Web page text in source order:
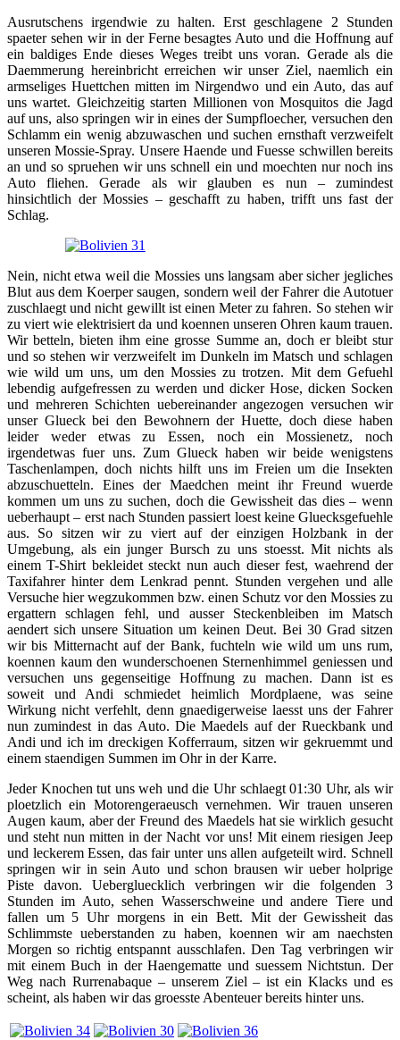
Ausrutschens irgendwie zu halten. Erst geschlagene 2 Stunden
spaeter sehen wir in der Ferne besagtes Auto und die Hoffnung auf
ein baldiges Ende dieses Weges treibt uns voran. Gerade als die
Daemmerung hereinbricht erreichen wir unser Ziel, naemlich ein
armseliges Huettchen mitten im Nirgendwo und ein Auto, das auf
uns wartet. Gleichzeitig starten Millionen von Mosquitos die Jagd
auf uns, also springen wir in eines der Sumpfloecher, versuchen den
Schlamm ein wenig abzuwaschen und suchen ernsthaft verzweifelt
unseren Mossie-Spray. Unsere Haende und Fuesse schwillen bereits
an und so spruehen wir uns schnell ein und moechten nur noch ins
Auto fliehen. Gerade als wir glauben es nun – zumindest
hinsichtlich der Mossies – geschafft zu haben, trifft uns fast der
Schlag.
Nein, nicht etwa weil die Mossies uns langsam aber sicher jegliches
Blut aus dem Koerper saugen, sondern weil der Fahrer die Autotuer
zuschlaegt und nicht gewillt ist einen Meter zu fahren. So stehen wir
zu viert wie elektrisiert da und koennen unseren Ohren kaum trauen.
Wir betteln, bieten ihm eine grosse Summe an, doch er bleibt stur
und so stehen wir verzweifelt im Dunkeln im Matsch und schlagen
wie wild um uns, um den Mossies zu trotzen. Mit dem Gefuehl
lebendig aufgefressen zu werden und dicker Hose, dicken Socken
und mehreren Schichten uebereinander angezogen versuchen wir
unser Glueck bei den Bewohnern der Huette, doch diese haben
leider weder etwas zu Essen, noch ein Mossienetz, noch
irgendetwas fuer uns. Zum Glueck haben wir beide wenigstens
Taschenlampen, doch nichts hilft uns im Freien um die Insekten
abzuschuetteln. Eines der Maedchen meint ihr Freund wuerde
kommen um uns zu suchen, doch die Gewissheit das dies – wenn
ueberhaupt – erst nach Stunden passiert loest keine Gluecksgefuehle
aus. So sitzen wir zu viert auf der einzigen Holzbank in der
Umgebung, als ein junger Bursch zu uns stoesst. Mit nichts als
einem T-Shirt bekleidet steckt nun auch dieser fest, waehrend der
Taxifahrer hinter dem Lenkrad pennt. Stunden vergehen und alle
Versuche hier wegzukommen bzw. einen Schutz vor den Mossies zu
ergattern schlagen fehl, und ausser Steckenbleiben im Matsch
aendert sich unsere Situation um keinen Deut. Bei 30 Grad sitzen
wir bis Mitternacht auf der Bank, fuchteln wie wild um uns rum,
koennen kaum den wunderschoenen Sternenhimmel geniessen und
versuchen uns gegenseitige Hoffnung zu machen. Dann ist es
soweit und Andi schmiedet heimlich Mordplaene, was seine
Wirkung nicht verfehlt, denn gnaedigerweise laesst uns der Fahrer
nun zumindest in das Auto. Die Maedels auf der Rueckbank und
Andi und ich im dreckigen Kofferraum, sitzen wir gekruemmt und
einem staendigen Summen im Ohr in der Karre.
Jeder Knochen tut uns weh und die Uhr schlaegt 01:30 Uhr, als wir
ploetzlich ein Motorengeraeusch vernehmen. Wir trauen unseren
Augen kaum, aber der Freund des Maedels hat sie wirklich gesucht
und steht nun mitten in der Nacht vor uns! Mit einem riesigen Jeep
und leckerem Essen, das fair unter uns allen aufgeteilt wird. Schnell
springen wir in sein Auto und schon brausen wir ueber holprige
Piste davon. Uebergluecklich verbringen wir die folgenden 3
Stunden im Auto, sehen Wasserschweine und andere Tiere und
fallen um 5 Uhr morgens in ein Bett. Mit der Gewissheit das
Schlimmste ueberstanden zu haben, koennen wir am naechsten
Morgen so richtig entspannt ausschlafen. Den Tag verbringen wir
mit einem Buch in der Haengematte und suessem Nichtstun. Der
Weg nach Rurrenabaque – unserem Ziel – ist ein Klacks und es
scheint, als haben wir das groesste Abenteuer bereits hinter uns.